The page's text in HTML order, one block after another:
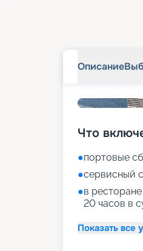
Описание
Что
●портовые
●сервисный
●в
20 часов в
Показать все